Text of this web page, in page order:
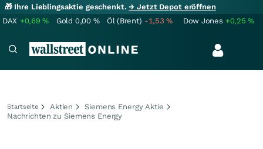
🎁 Ihre Lieblingsaktie geschenkt.→ Jetzt Depot eröffnen
DAX +0,69% Gold 0,00 % Öl (Brent) -1,53% Dow Jones +0,25%
Startseite Aktien
Siemens Energy Aktie
Nachrichten zu Siemens Energy